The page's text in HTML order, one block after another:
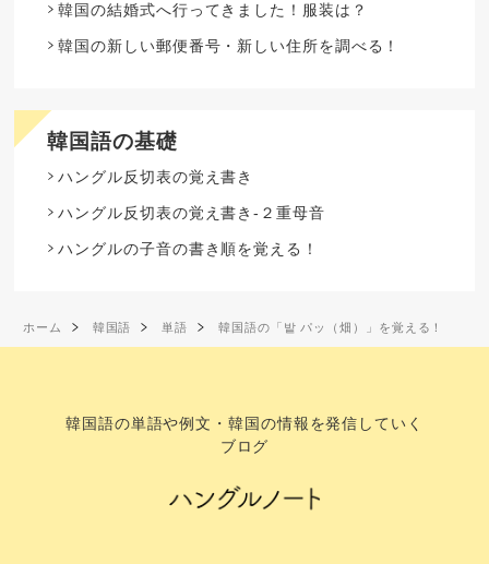
韓国の結婚式へ行ってきました！服装は？
韓国の新しい郵便番号・新しい住所を調べる！
韓国語の基礎
ハングル反切表の覚え書き
ハングル反切表の覚え書き-２重母音
ハングルの子音の書き順を覚える！
ホーム 韓国語 単語 韓国語の「밭 パッ（畑）」を覚える！
韓国語の単語や例文・韓国の情報を発信していく
ブログ